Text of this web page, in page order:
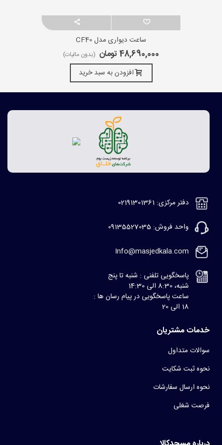
ساعت دیواری مدل CF40
48,690,000 تومان (بدون مالیات)
افزودن به سبد خرید
دفتر مرکزی: 02191301361
واحد فروش: 09135527035
Info@masjedkala.com
پاسخگویی تلفنی : شنبه تا پنج
شنبه، 8:30 الی 14:30
ساعت پاسخگویی در پیام رسان ها :
18 الی 20
خدمات مشتریان
سوالات متداول
نحوه ثبت شکایت
نحوه ارسال سفارشات
فرصت شغلی